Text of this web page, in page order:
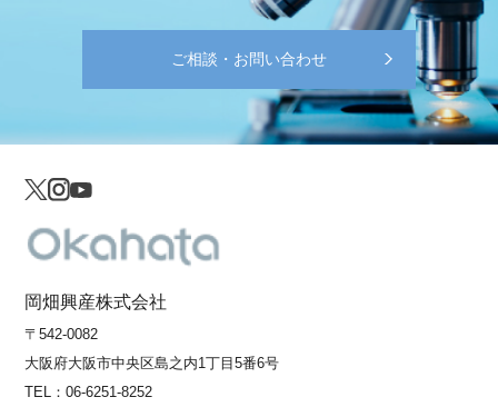
ご相談・お問い合わせ
岡畑興産株式会社
〒542-0082
大阪府大阪市中央区島之内1丁目5番6号
TEL：06-6251-8252